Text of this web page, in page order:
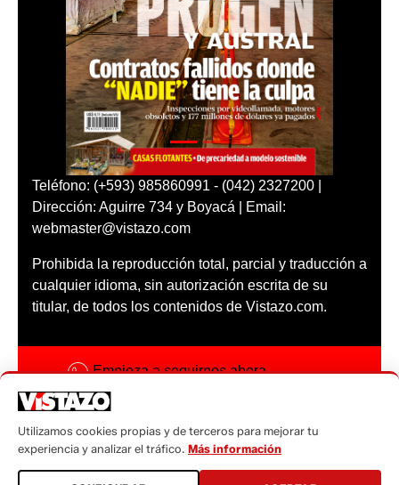
Teléfono: (+593) 985860991 - (042) 2327200 |
Dirección: Aguirre 734 y Boyacá | Email:
webmaster@vistazo.com
Prohibida la reproducción total, parcial y traducción a
cualquier idioma, sin autorización escrita de su
titular, de todos los contenidos de Vistazo.com.
Empieza a seguirnos ahora
Código ética
Sugerencias a:
Utilizamos cookies propias y de terceros para mejorar tu
experiencia y analizar el tráfico. Más información